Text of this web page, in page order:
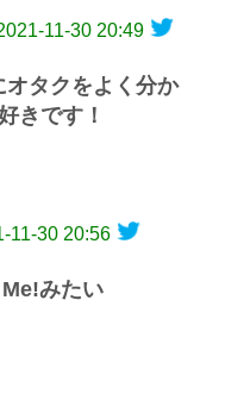
11-30 20:49
オタクをよく分か
きです！
11-30 20:56
みたい